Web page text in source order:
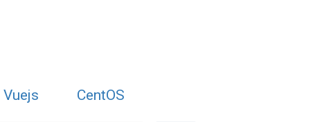
Vuejs CentOS